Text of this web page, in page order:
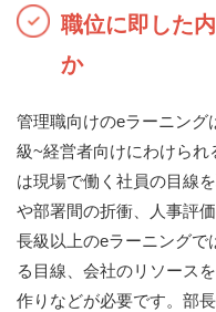
職位に即した
か
管理職向けのeラーニング
級~経営者向けにわけら
は現場で働く社員の目線
や部署間の折衝、人事評
長級以上のeラーニングで
る目線、会社のリソース
作りなどが必要です。部